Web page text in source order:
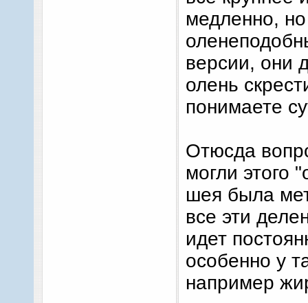
медленно,
версии, они
олень
понимаете
Отюсда
могли этого
шея была
все эти
идет
особенно у
например